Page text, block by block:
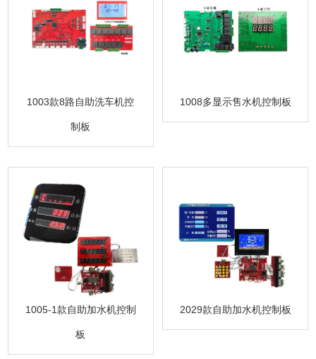
1003款8路自助洗车机控
制板
1008多显示售水机控制板
1005-1款自助加水机控制
板
2029款自助加水机控制板